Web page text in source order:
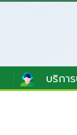
บริกา